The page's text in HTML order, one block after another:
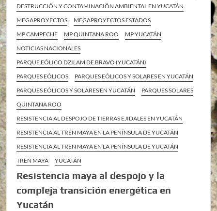
DESTRUCCIÓN Y CONTAMINACIÓN AMBIENTAL EN YUCATÁN
MEGAPROYECTOS
MEGAPROYECTOS ESTADOS
MP CAMPECHE
MP QUINTANA ROO
MP YUCATÁN
NOTICIAS NACIONALES
PARQUE EÓLICO DZILAM DE BRAVO (YUCATÁN)
PARQUES EÓLICOS
PARQUES EÓLICOS Y SOLARES EN YUCATÁN
PARQUES EÓLICOS Y SOLARES EN YUCATÁN
PARQUES SOLARES
QUINTANA ROO
RESISTENCIA AL DESPOJO DE TIERRAS EJIDALES EN YUCATÁN
RESISTENCIA AL TREN MAYA EN LA PENÍNSULA DE YUCATÁN
RESISTENCIA AL TREN MAYA EN LA PENÍNSULA DE YUCATÁN
TREN MAYA
YUCATÁN
Resistencia maya al despojo y la
compleja transición energética en
Yucatán